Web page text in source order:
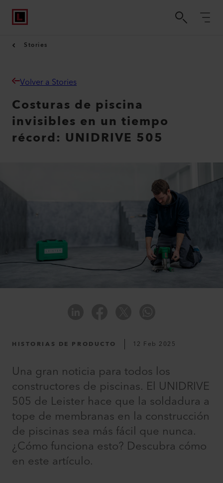
Stories
Volver a Stories
Costuras de piscina
invisibles en un tiempo
récord: UNIDRIVE 505
HISTORIAS DE PRODUCTO 12 Feb 2025
Una gran noticia para todos los
constructores de piscinas. El UNIDRIVE
505 de Leister hace que la soldadura a
tope de membranas en la construcción
de piscinas sea más fácil que nunca.
¿Cómo funciona esto? Descubra cómo
en este artículo.